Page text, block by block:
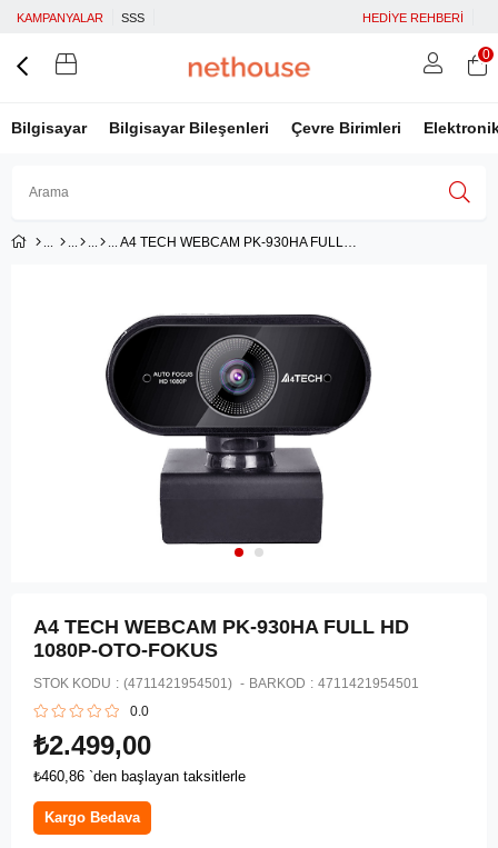
KAMPANYALAR SSS HEDİYE REHBERİ
Bilgisayar Bilgisayar Bileşenleri Çevre Birimleri
0
A4 TECH WEBCAM PK-930HA FULL HD 1080P-OTO-FOKUS
A4 TECH WEBCAM PK-930HA FULL HD
1080P-OTO-FOKUS
STOK KODU (4711421954501) BARKOD : 4711421954501
0.0
₺2.499,00
₺460,86 `den başlayan taksitlerle
Kargo Bedava